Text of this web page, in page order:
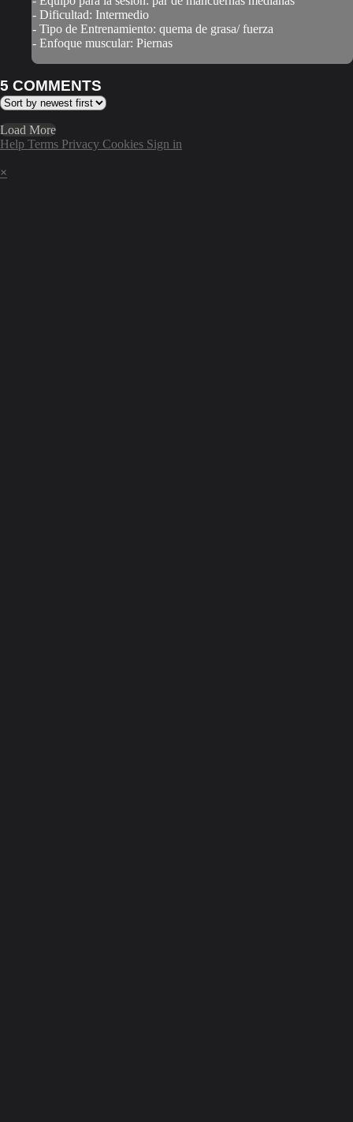
- Dificultad: Intermedio
- Tipo de Entrenamiento: quema de grasa/ fuerza
- Enfoque muscular: Piernas
5 COMMENTS
Load More
Help Terms Privacy Cookies Sign in
×